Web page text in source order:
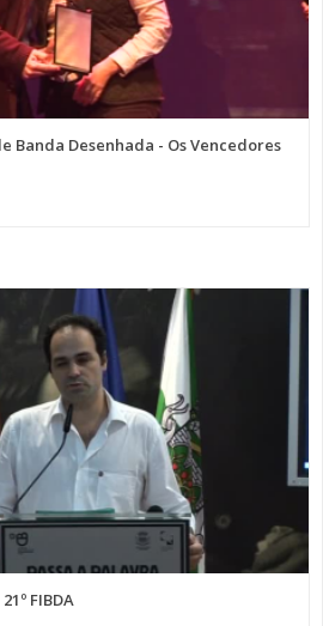
Banda Desenhada - Os Vencedores
FIBDA